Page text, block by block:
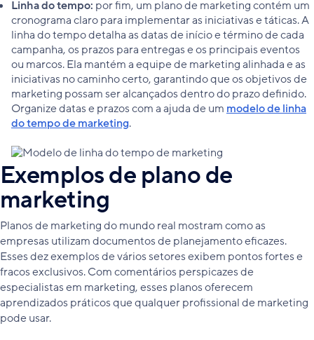
Linha do tempo: por fim, um plano de marketing contém um
cronograma claro para implementar as iniciativas e táticas. A
linha do tempo detalha as datas de início e término de cada
campanha, os prazos para entregas e os principais eventos
ou marcos. Ela mantém a equipe de marketing alinhada e as
iniciativas no caminho certo, garantindo que os objetivos de
marketing possam ser alcançados dentro do prazo definido.
Organize datas e prazos com a ajuda de um modelo de linha
do tempo de marketing.
Exemplos de plano de
marketing
Planos de marketing do mundo real mostram como as
empresas utilizam documentos de planejamento eficazes.
Esses dez exemplos de vários setores exibem pontos fortes e
fracos exclusivos. Com comentários perspicazes de
especialistas em marketing, esses planos oferecem
aprendizados práticos que qualquer profissional de marketing
pode usar.